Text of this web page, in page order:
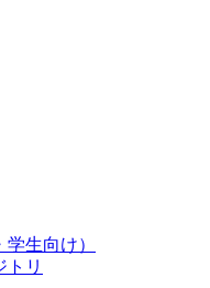
生向け）
トリ